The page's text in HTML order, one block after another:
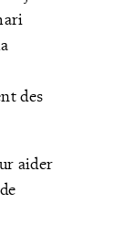
des
aider